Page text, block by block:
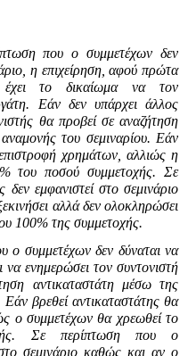
που ο συμμετέχων δεν
η επιχείρηση, αφού πρώτα
έχει το δικαίωμα να τον
Εάν δεν υπάρχει άλλος
θα προβεί σε αναζήτηση
του σεμιναρίου. Εάν
χρημάτων, αλλιώς η
του ποσού συμμετοχής. Σε
εμφανιστεί στο σεμινάριο
αλλά δεν ολοκληρώσει
100% της συμμετοχής.
συμμετέχων δεν δύναται να
να ενημερώσει τον συντονιστή
αντικαταστάτη μέσω της
βρεθεί αντικαταστάτης θα
ο συμμετέχων θα χρεωθεί το
Σε περίπτωση που ο
στο σεμινάριο καθώς και αν ο